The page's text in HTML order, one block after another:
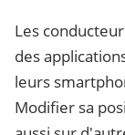
Les
des
leurs
Modifier sa